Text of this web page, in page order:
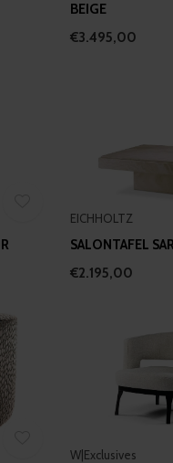
BEIGE
€3.495,00
EICHHOLTZ
SALONTAFEL
€2.195,00
W|Exclusives